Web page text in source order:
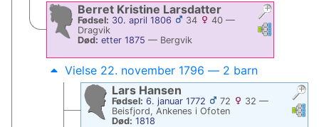
Linker
Berret Kristine Larsdatter
Fødsel: 30. april 1806 34 40—
Dragvik
Død: etter 1875 — Bergvik
Vielse 22. november 1796 — 2 barn
Lars Hansen
Fødsel: 6. januar 1772 72 32 —
Beisfjord, Ankenes i Ofoten
Død: 1818